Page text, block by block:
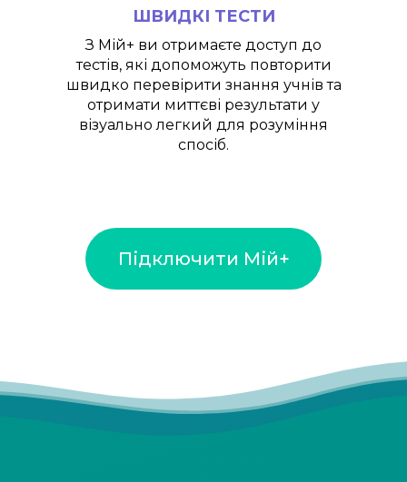
ШВИДКІ ТЕСТИ
З Мій+ ви отримаєте доступ до
тестів, які допоможуть повторити
швидко перевірити знання учнів та
отримати миттєві результати у
візуально легкий для розуміння
спосіб.
Підключити Мій+